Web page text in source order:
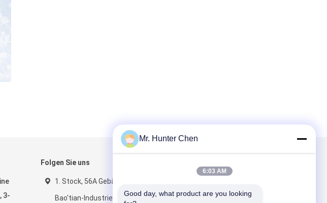
3-
Folgen Sie uns
1. Stock, 56A Gebäude,
Bao'tian-Industriepark,
Mr. Hunter Chen
6:03 AM
Good day, what product are you looking